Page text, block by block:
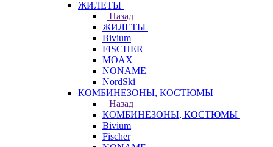
ЖИЛЕТЫ
Назад
ЖИЛЕТЫ
Bivium
FISCHER
MOAX
NONAME
NordSki
КОМБИНЕЗОНЫ, КОСТЮМЫ
Назад
КОМБИНЕЗОНЫ, КОСТЮМЫ
Bivium
Fischer